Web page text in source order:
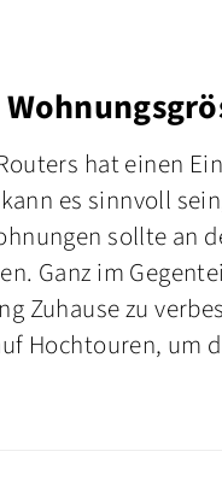
hat einen
es sinnvoll
sollte an
Ganz im
Zuhause zu
Hochtouren, um